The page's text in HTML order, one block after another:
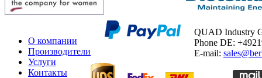
О компании
Производители
Услуги
Контакты
QUAD Industry
Phone DE:
E-mail: